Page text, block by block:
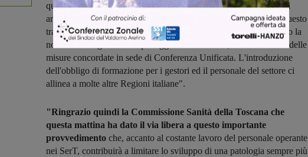
quindi tutti i partecipanti al Tavolo Ludopatie di Anci Toscana, gli
amministratori e i tecnici che si sono impegnati per raggiungere questo
traguardo. Le novità introdotte sono tante ed importanti, e rendono la
nostra una Regione tra le più aggiornate sul tema, anche alla luce delle
misure concordate in sede di Conferenza Unificata. L'introduzione
dell'obbligo di formazione per i gestori ed il personale del settore ci
allinea a molte altre Regioni italiane".
"Ringrazio quindi la Commissione Sanità della Toscana che
questa mattina ha dato il via libera a questo importante
provvedimento che, accanto al costante lavoro del personale operante
nei SerT, contribuirà a limitare lo sviluppo di una patologia sempre più